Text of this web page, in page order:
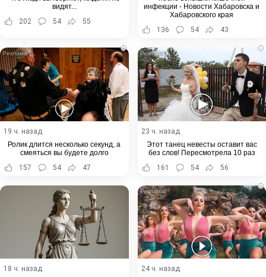
видят...
202
54 55
инфекции - Новости Хабаровска и
Хабаровского края
136
54 43
i
19 ч. назад
Ролик длится несколько секунд, а
смеяться вы будете долго
157
54 47
i
23 ч. назад
Этот танец невесты оставит вас
без слов! Пересмотрела 10 раз
161
54 56
18 ч. назад
i
24 ч. назад